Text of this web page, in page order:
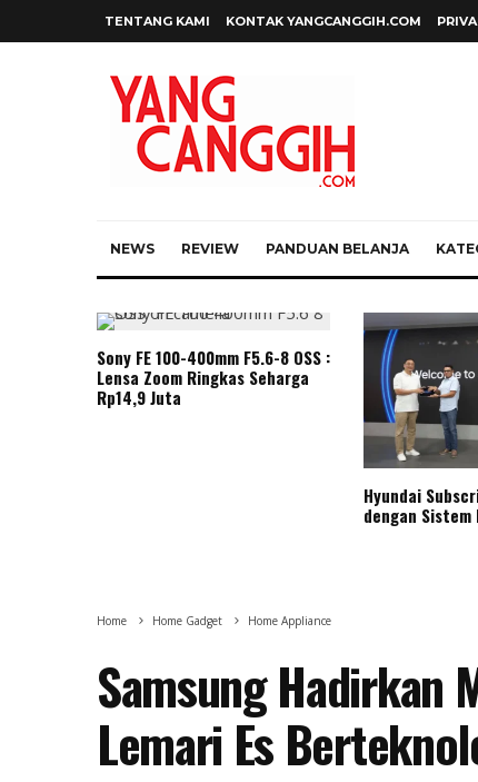
TENTANG KAMI KONTAK YANGCANGGIH.COM
NEWS REVIEW PANDUAN BELANJA
Sony FE 100-400mm F5.6-8 OSS :
Lensa Zoom Ringkas Seharga
Rp14,9 Juta
Hyundai
dengan Sistem
Home Home Gadget Home Appliance
Samsung Hadirkan
Lemari Es